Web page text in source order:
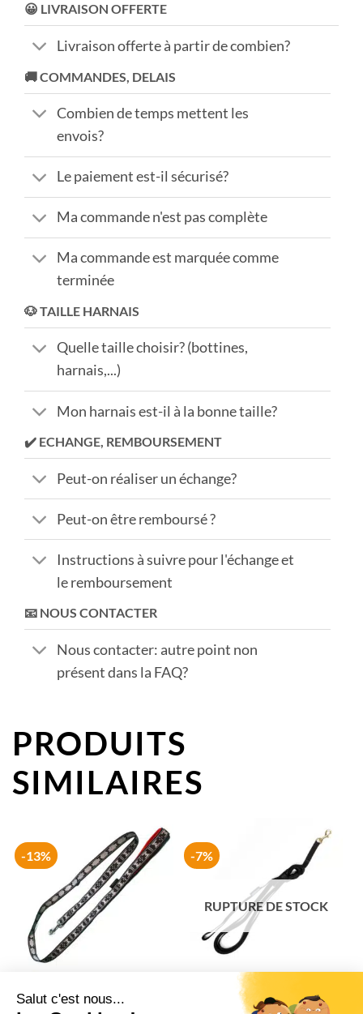
😀 LIVRAISON OFFERTE
Livraison offerte à partir de combien?
🚚 COMMANDES, DELAIS
Combien de temps mettent les
envois?
Le paiement est-il sécurisé?
Ma commande n'est pas complète
Ma commande est marquée comme
terminée
🐶 TAILLE HARNAIS
Quelle taille choisir? (bottines,
harnais,...)
Mon harnais est-il à la bonne taille?
✔️ ECHANGE, REMBOURSEMENT
Peut-on réaliser un échange?
Peut-on être remboursé ?
Instructions à suivre pour l'échange et
le remboursement
📧 NOUS CONTACTER
Nous contacter: autre point non
présent dans la FAQ?
PRODUITS
SIMILAIRES
-13%
Gros chien qui tire ou petit
-7%
RUPTURE DE STOCK
Laisse pour chien 10m, longue
laisse d’apprentissage